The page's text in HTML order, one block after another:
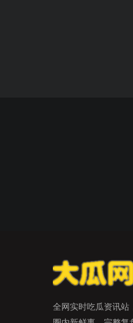
全网实时吃瓜资讯站